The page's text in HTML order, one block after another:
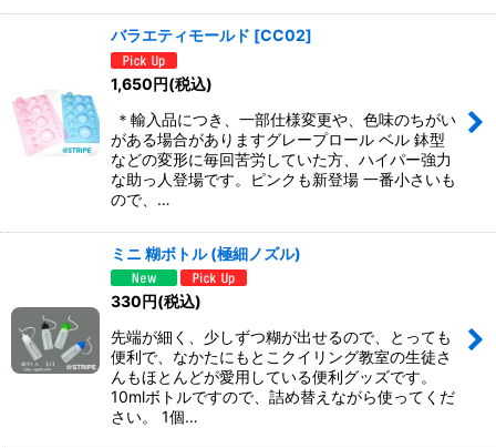
バラエティモールド [CC02]
1,650円(税込)
＊輸入品につき、一部仕様変更や、色味のちがい
がある場合がありますグレープロール ベル 鉢型
などの変形に毎回苦労していた方、ハイパー強力
な助っ人登場です。ピンクも新登場 一番小さいも
ので、…
ミニ 糊ボトル (極細ノズル)
330円(税込)
先端が細く、少しずつ糊が出せるので、とっても
便利で、なかたにもとこクイリング教室の生徒さ
んもほとんどが愛用している便利グッズです。
10mlボトルですので、詰め替えながら使ってくだ
さい。 1個…